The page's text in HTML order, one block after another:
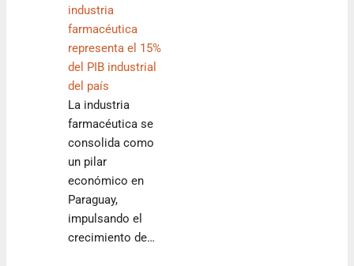
industria
farmacéutica
representa el 15%
del PIB industrial
del país
La industria
farmacéutica se
consolida como
un pilar
económico en
Paraguay,
impulsando el
crecimiento de…